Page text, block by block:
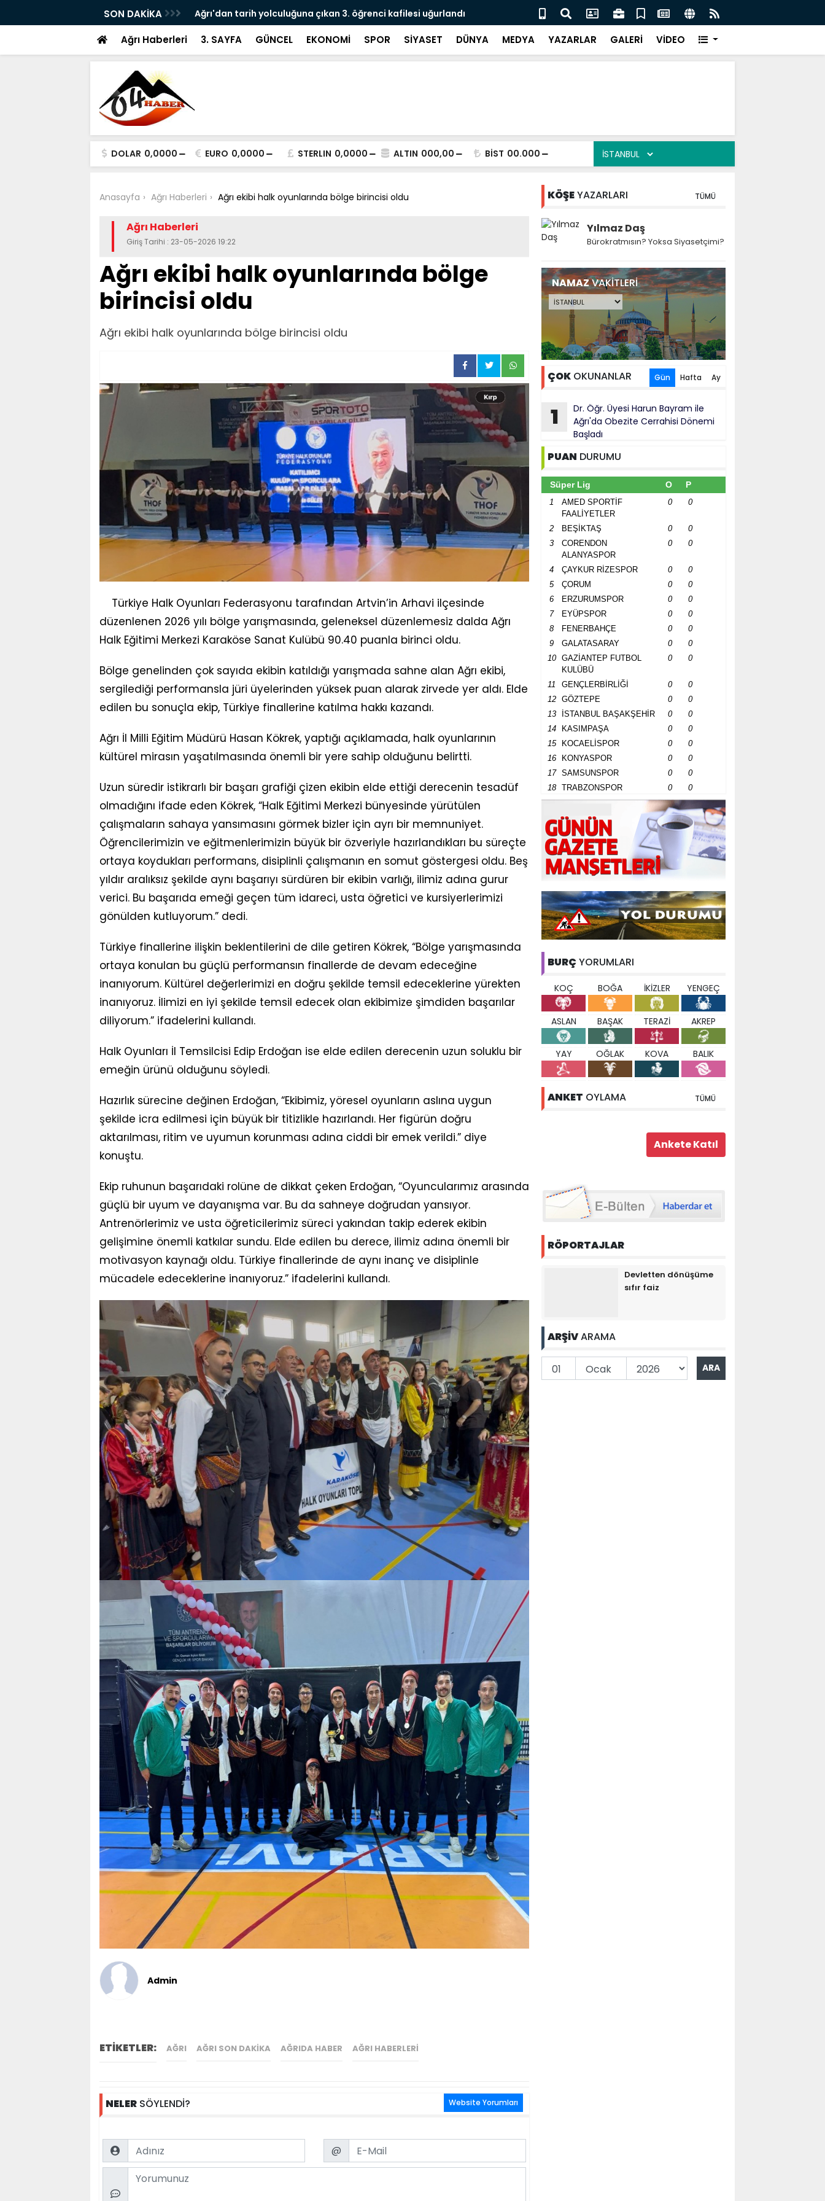
SON DAKİKA
ile Ağrı'da Obezite Cerrahisi Dönemi Ağrı'dan tarih yolculuğuna çıkan 3. öğrenci kafilesi uğurlandı
Doğubayazıt Kekiği İçin Tarihi Adım: Coğrafi İşaret ve Markalaşma
Süreci Başladı
Ağrı Haberleri 3. SAYFA GÜNCEL EKONOMİ SPOR SİYASET DÜNYA MEDYA YAZARLAR GALERİ VİDEO
DOLAR 0,0000 EURO 0,0000 STERLIN 0,0000 ALTIN 000,00 BİST 00.000
Anasayfa Ağrı Haberleri Ağrı ekibi halk oyunlarında bölge birincisi oldu
Ağrı Haberleri
Giriş Tarihi : 23-05-2026 19:22
Ağrı ekibi halk oyunlarında bölge
birincisi oldu
Ağrı ekibi halk oyunlarında bölge birincisi oldu
Türkiye Halk Oyunları Federasyonu tarafından Artvin’in Arhavi ilçesinde
düzenlenen 2026 yılı bölge yarışmasında, geleneksel düzenlemesiz dalda Ağrı
Halk Eğitimi Merkezi Karaköse Sanat Kulübü 90.40 puanla birinci oldu.
Bölge genelinden çok sayıda ekibin katıldığı yarışmada sahne alan Ağrı ekibi,
sergilediği performansla jüri üyelerinden yüksek puan alarak zirvede yer aldı. Elde
edilen bu sonuçla ekip, Türkiye finallerine katılma hakkı kazandı.
Ağrı İl Milli Eğitim Müdürü Hasan Kökrek, yaptığı açıklamada, halk oyunlarının
kültürel mirasın yaşatılmasında önemli bir yere sahip olduğunu belirtti.
Uzun süredir istikrarlı bir başarı grafiği çizen ekibin elde ettiği derecenin tesadüf
olmadığını ifade eden Kökrek, “Halk Eğitimi Merkezi bünyesinde yürütülen
çalışmaların sahaya yansımasını görmek bizler için ayrı bir memnuniyet.
Öğrencilerimizin ve eğitmenlerimizin büyük bir özveriyle hazırlandıkları bu süreçte
ortaya koydukları performans, disiplinli çalışmanın en somut göstergesi oldu. Beş
yıldır aralıksız şekilde aynı başarıyı sürdüren bir ekibin varlığı, ilimiz adına gurur
verici. Bu başarıda emeği geçen tüm idareci, usta öğretici ve kursiyerlerimizi
gönülden kutluyorum.” dedi.
Türkiye finallerine ilişkin beklentilerini de dile getiren Kökrek, “Bölge yarışmasında
ortaya konulan bu güçlü performansın finallerde de devam edeceğine
inanıyorum. Kültürel değerlerimizi en doğru şekilde temsil edeceklerine yürekten
inanıyoruz. İlimizi en iyi şekilde temsil edecek olan ekibimize şimdiden başarılar
diliyorum.” ifadelerini kullandı.
Halk Oyunları İl Temsilcisi Edip Erdoğan ise elde edilen derecenin uzun soluklu bir
emeğin ürünü olduğunu söyledi.
Hazırlık sürecine değinen Erdoğan, “Ekibimiz, yöresel oyunların aslına uygun
şekilde icra edilmesi için büyük bir titizlikle hazırlandı. Her figürün doğru
aktarılması, ritim ve uyumun korunması adına ciddi bir emek verildi.” diye
konuştu.
Ekip ruhunun başarıdaki rolüne de dikkat çeken Erdoğan, “Oyuncularımız arasında
güçlü bir uyum ve dayanışma var. Bu da sahneye doğrudan yansıyor.
Antrenörlerimiz ve usta öğreticilerimiz süreci yakından takip ederek ekibin
gelişimine önemli katkılar sundu. Elde edilen bu derece, ilimiz adına önemli bir
motivasyon kaynağı oldu. Türkiye finallerinde de aynı inanç ve disiplinle
mücadele edeceklerine inanıyoruz.” ifadelerini kullandı.
Admin
ETİKETLER: AĞRI AĞRI SON DAKIKA AĞRIDA HABER AĞRI HABERLERI
NELER SÖYLENDİ? Website Yorumları
Name Email
@
Comment
KÖŞEYAZARLARI TÜMÜ
Yılmaz Daş
Bürokratmısın? Yoksa Siyasetçimi?
NAMAZVAKİTLERİ
ÇOK OKUNANLAR Gün Hafta Ay
1
Dr. Öğr. Üyesi Harun Bayram ile
Ağrı'da Obezite Cerrahisi Dönemi
Başladı
PUAN DURUMU
Süper Lig O P
1
AMED SPORTİF
FAALİYETLER
0 0
2 BEŞİKTAŞ 0
0
3
CORENDON
ALANYASPOR
0 0
4 ÇAYKUR RİZESPOR 0
0
5
ÇORUM 0
0
6
ERZURUMSPOR 0
0
7
EYÜPSPOR 0
0
8
FENERBAHÇE 0
0
9
GALATASARAY 0
0
10
GAZİANTEP FUTBOL
KULÜBÜ
0 0
11 GENÇLERBİRLİĞİ 0
0
12
GÖZTEPE 0
0
13
İSTANBUL BAŞAKŞEHİR 0
0
14
KASIMPAŞA 0
0
15
KOCAELİSPOR 0
0
16
KONYASPOR 0
0
17
SAMSUNSPOR 0
0
18
TRABZONSPOR 0 0
BURÇ YORUMLARI
KOÇ BOĞA İKİZLER YENGEÇ
ASLAN BAŞAK TERAZİ AKREP
YAY OĞLAK KOVA BALIK
ANKET OYLAMA TÜMÜ
RÖPORTAJLAR
Devletten dönüşüme
sıfır faiz
ARŞİVARAMA